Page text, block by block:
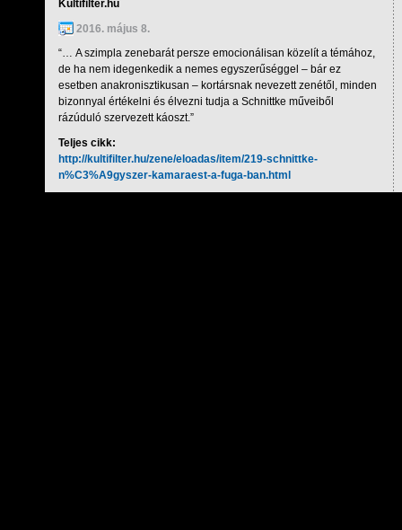
Kultifilter.hu
2016. május 8.
“… A szimpla zenebarát persze emocionálisan közelít a témához,
de ha nem idegenkedik a nemes egyszerűséggel – bár ez
esetben anakronisztikusan – kortársnak nevezett zenétől, minden
bizonnyal értékelni és élvezni tudja a Schnittke műveiből
rázúduló szervezett káoszt.”
Teljes cikk:
http://kultifilter.hu/zene/eloadas/item/219-schnittke-
n%C3%A9gyszer-kamaraest-a-fuga-ban.html